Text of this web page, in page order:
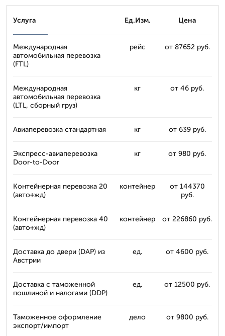
Услуга Ед.Изм. Цена
Международная
автомобильная перевозка
(FTL)
рейс от 87652 руб.
Международная
автомобильная перевозка
(LTL, сборный груз)
кг от 46 руб.
Авиаперевозка стандартная кг от 639 руб.
Экспресс-авиаперевозка
Door-to-Door
кг от 980 руб.
Контейнерная перевозка 20
(авто+жд)
контейнер
от 144370
руб.
Контейнерная перевозка 40
(авто+жд)
контейнер от 226860 руб.
Доставка до двери (DAP) из
Австрии
ед. от 4600 руб.
Доставка с таможенной
пошлиной и налогами (DDP)
ед. от 12500 руб.
Таможенное оформление
экспорт/импорт
дело от 9800 руб.